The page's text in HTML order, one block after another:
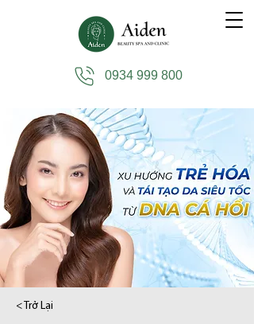
0934 999 800
< Trở Lại